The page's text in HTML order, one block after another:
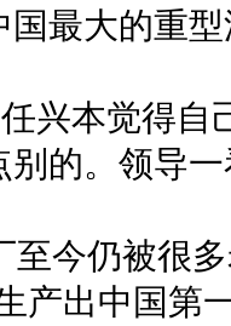
最大的重型
兴本觉得自
的。领导
今仍被很多
产出中国第